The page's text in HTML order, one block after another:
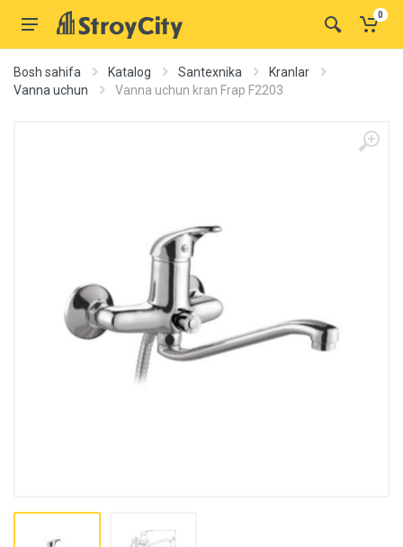
0
Bosh sahifa Katalog Santexnika
Kranlar
Vanna uchun
Vanna uchun kran Frap F2203